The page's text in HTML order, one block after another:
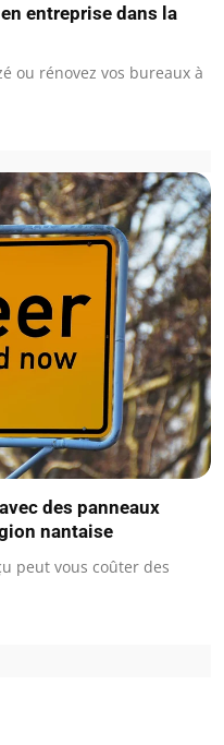
entreprise dans la
ou rénovez vos bureaux à
des panneaux
nantaise
peut vous coûter des